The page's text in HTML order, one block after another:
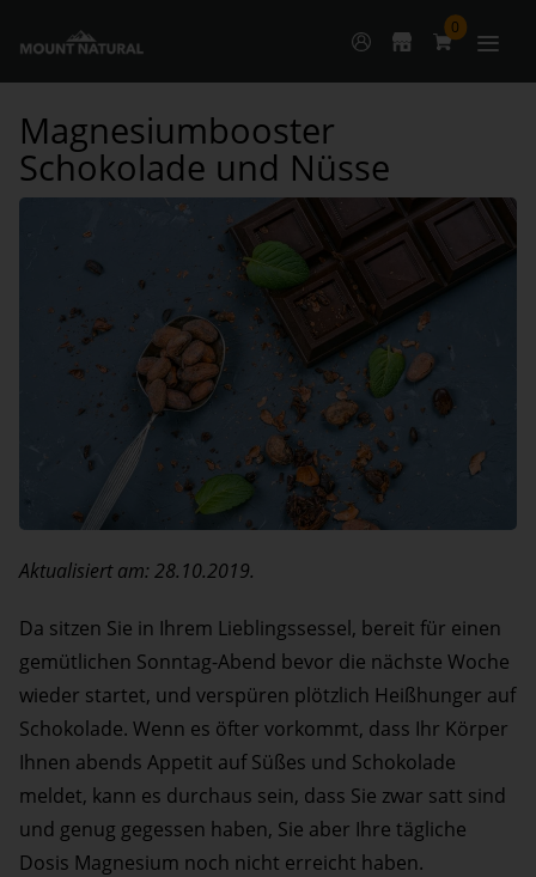
0
Magnesiumbooster
Schokolade und Nüsse
Aktualisiert am: 28.10.2019.
Da sitzen Sie in Ihrem Lieblingssessel, bereit für einen
gemütlichen Sonntag-Abend bevor die nächste Woche
wieder startet, und verspüren plötzlich Heißhunger auf
Schokolade. Wenn es öfter vorkommt, dass Ihr Körper
Ihnen abends Appetit auf Süßes und Schokolade
meldet, kann es durchaus sein, dass Sie zwar satt sind
und genug gegessen haben, Sie aber Ihre tägliche
Dosis Magnesium noch nicht erreicht haben.